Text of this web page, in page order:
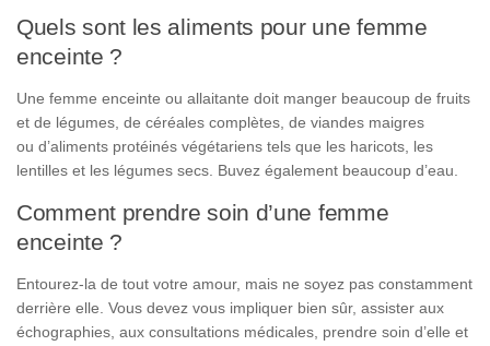
Quels sont les aliments pour une femme
enceinte ?
Une femme enceinte ou allaitante doit manger beaucoup de fruits
et de légumes, de céréales complètes, de viandes maigres
ou d’aliments protéinés végétariens tels que les haricots, les
lentilles et les légumes secs. Buvez également beaucoup d’eau.
Comment prendre soin d’une femme
enceinte ?
Entourez-la de tout votre amour, mais ne soyez pas constamment
derrière elle. Vous devez vous impliquer bien sûr, assister aux
échographies, aux consultations médicales, prendre soin d’elle et